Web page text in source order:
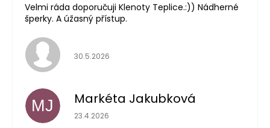
Velmi ráda doporučuji Klenoty Teplice.:)) Nádherné
šperky. A úžasný přístup.
Hodnocení obchodu je 5 z 5 hvězdiček.
30.5.2026
MJ Markéta Jakubková
Hodnocení obchodu je 5 z 5 hvězdiček.
23.4.2026